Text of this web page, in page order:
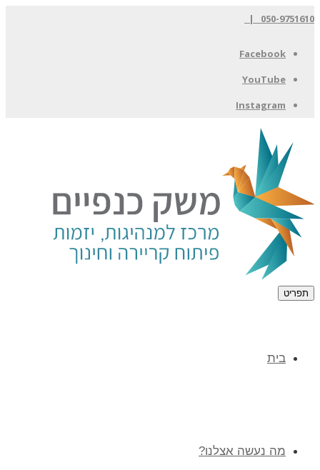
050-9751610 |
Facebook
YouTube
Instagram
תפריט
בית
מה נעשה אצלנו?